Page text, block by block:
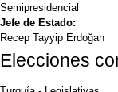
Semipresidencial
Jefe de Estado:
Recep Tayyip Erdoğan
Elecciones